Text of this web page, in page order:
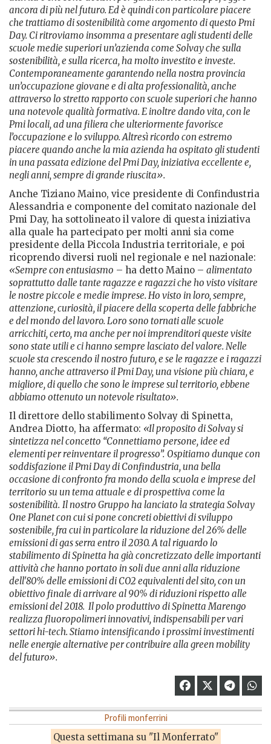
ancora di più nel futuro. Ed è quindi con particolare piacere
che trattiamo di sostenibilità come argomento di questo Pmi
Day. Ci ritroviamo insomma a presentare agli studenti delle
scuole medie superiori un’azienda come Solvay che sulla
sostenibilità, e sulla ricerca, ha molto investito e investe.
Contemporaneamente garantendo nella nostra provincia
un’occupazione giovane e di alta professionalità, anche
attraverso lo stretto rapporto con scuole superiori che hanno
una notevole qualità formativa. E inoltre dando vita, con le
Pmi locali, ad una filiera che ulteriormente favorisce
l’occupazione e lo sviluppo. Altresì ricordo con estremo
piacere quando anche la mia azienda ha ospitato gli studenti
in una passata edizione del Pmi Day, iniziativa eccellente e,
negli anni, sempre di grande riuscita».
Anche Tiziano Maino, vice presidente di Confindustria
Alessandria e componente del comitato nazionale del
Pmi Day, ha sottolineato il valore di questa iniziativa
alla quale ha partecipato per molti anni sia come
presidente della Piccola Industria territoriale, e poi
ricoprendo diversi ruoli nel regionale e nel nazionale:
«Sempre con entusiasmo – ha detto Maino – alimentato
soprattutto dalle tante ragazze e ragazzi che ho visto visitare
le nostre piccole e medie imprese. Ho visto in loro, sempre,
attenzione, curiosità, il piacere della scoperta delle fabbriche
e del mondo del lavoro. Loro sono tornati alle scuole
arricchiti, certo, ma anche per noi imprenditori queste visite
sono state utili e ci hanno sempre lasciato del valore. Nelle
scuole sta crescendo il nostro futuro, e se le ragazze e i ragazzi
hanno, anche attraverso il Pmi Day, una visione più chiara, e
migliore, di quello che sono le imprese sul territorio, ebbene
abbiamo ottenuto un notevole risultato».
Il direttore dello stabilimento Solvay di Spinetta,
Andrea Diotto, ha affermato: «Il proposito di Solvay si
sintetizza nel concetto “Connettiamo persone, idee ed
elementi per reinventare il progresso”. Ospitiamo dunque con
soddisfazione il Pmi Day di Confindustria, una bella
occasione di confronto fra mondo della scuola e imprese del
territorio su un tema attuale e di prospettiva come la
sostenibilità. Il nostro Gruppo ha lanciato la strategia Solvay
One Planet con cui si pone concreti obiettivi di sviluppo
sostenibile, fra cui in particolare la riduzione del 26% delle
emissioni di gas serra entro il 2030. A tal riguardo lo
stabilimento di Spinetta ha già concretizzato delle importanti
attività che hanno portato in soli due anni alla riduzione
dell'80% delle emissioni di CO2 equivalenti del sito, con un
obiettivo finale di arrivare al 90% di riduzioni rispetto alle
emissioni del 2018. Il polo produttivo di Spinetta Marengo
realizza fluoropolimeri innovativi, indispensabili per vari
settori hi-tech. Stiamo intensificando i prossimi investimenti
nelle energie alternative per contribuire alla green mobility
del futuro».
Profili monferrini
Questa settimana su "Il Monferrato"